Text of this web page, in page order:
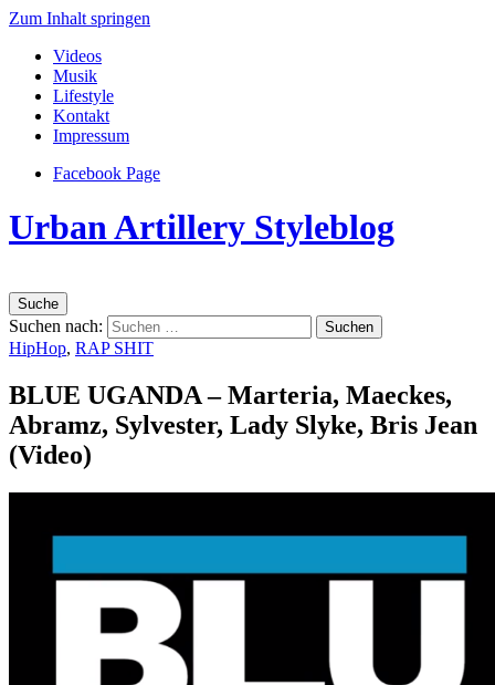
Zum Inhalt springen
Videos
Musik
Lifestyle
Kontakt
Impressum
Facebook Page
Urban Artillery Styleblog
Suche
Suchen nach:
HipHop, RAP SHIT
BLUE UGANDA – Marteria, Maeckes,
Abramz, Sylvester, Lady Slyke, Bris Jean
(Video)